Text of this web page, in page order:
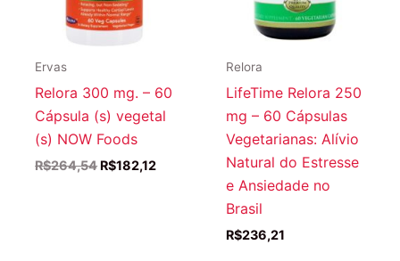
Ervas
Relora 300 mg. – 60
Cápsula (s) vegetal
(s) NOW Foods
R$264,54 O
R$182,12O
Relora
LifeTime Relora 250
mg – 60 Cápsulas
Vegetarianas: Alívio
Natural do Estresse
e Ansiedade no
Brasil
R$236,21